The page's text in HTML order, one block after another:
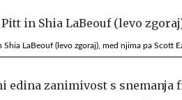
Shia LaBeouf (levo zgoraj), med njima pa Scott
edina zanimivost s snemanja